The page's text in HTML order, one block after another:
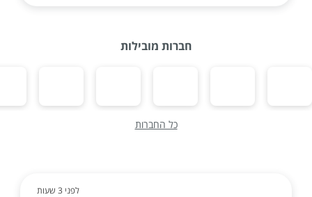
חברות מובילות
כל החברות
לפני 3 שעות